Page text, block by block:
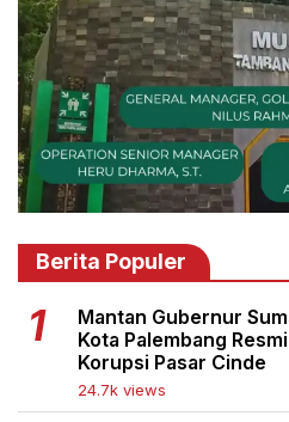
Berita Populer
Mantan Gubernur
Kota Palembang
Korupsi Pasar Cinde
24.7k views